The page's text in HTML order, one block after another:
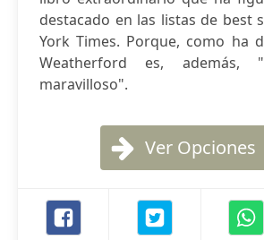
destacado en las listas de best
York Times. Porque, como ha
Weatherford es, además,
maravilloso".
Ver Opciones